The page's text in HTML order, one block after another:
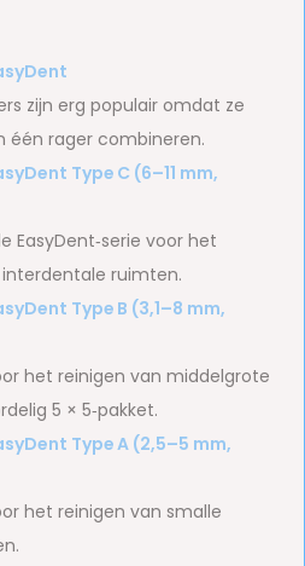
zijn erg populair omdat ze
één rager combineren.
Type C (6–11 mm,
EasyDent‑serie voor het
ruimten.
Type B (3,1–8 mm,
het reinigen van middelgrote
5 × 5‑pakket.
Type A (2,5–5 mm,
het reinigen van smalle